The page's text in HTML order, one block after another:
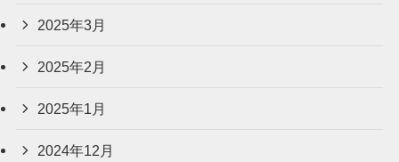
2025年3月
2025年2月
2025年1月
2024年12月